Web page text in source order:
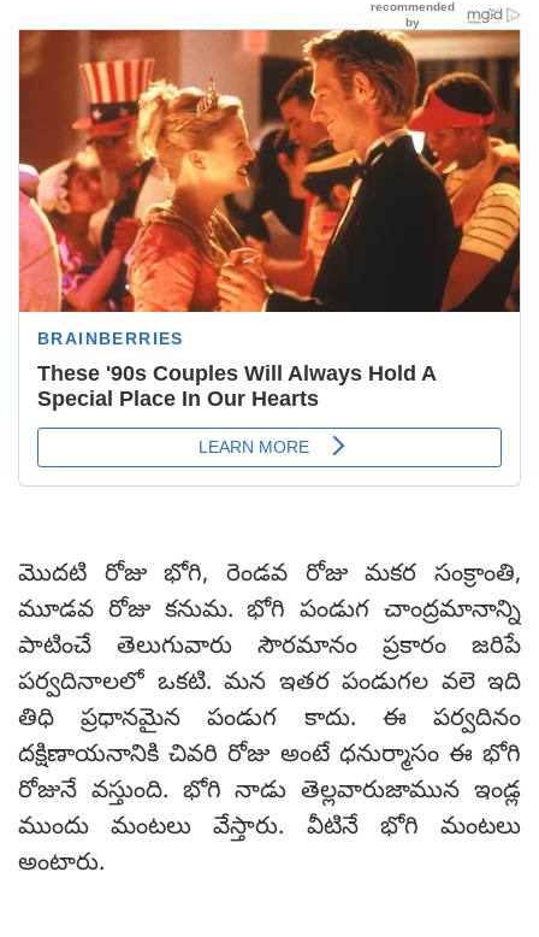
మెుదటి రోజు భోగి, రెండవ రోజు మకర సంక్రాంతి,
మూడవ రోజు కనుమ. భోగి పండుగ చాంద్రమానాన్ని
పాటించే తెలుగువారు సౌరమానం ప్రకారం జరిపే
పర్వదినాలలో ఒకటి. మన ఇతర పండుగల వలె ఇది
తిధి ప్రధానమైన పండుగ కాదు. ఈ పర్వదినం
దక్షిణాయనానికి చివరి రోజు అంటే ధనుర్మాసం ఈ భోగి
రోజునే వస్తుంది. భోగి నాడు తెల్లవారుజామున ఇండ్ల
ముందు మంటలు వేస్తారు. వీటినే భోగి మంటలు
అంటారు.